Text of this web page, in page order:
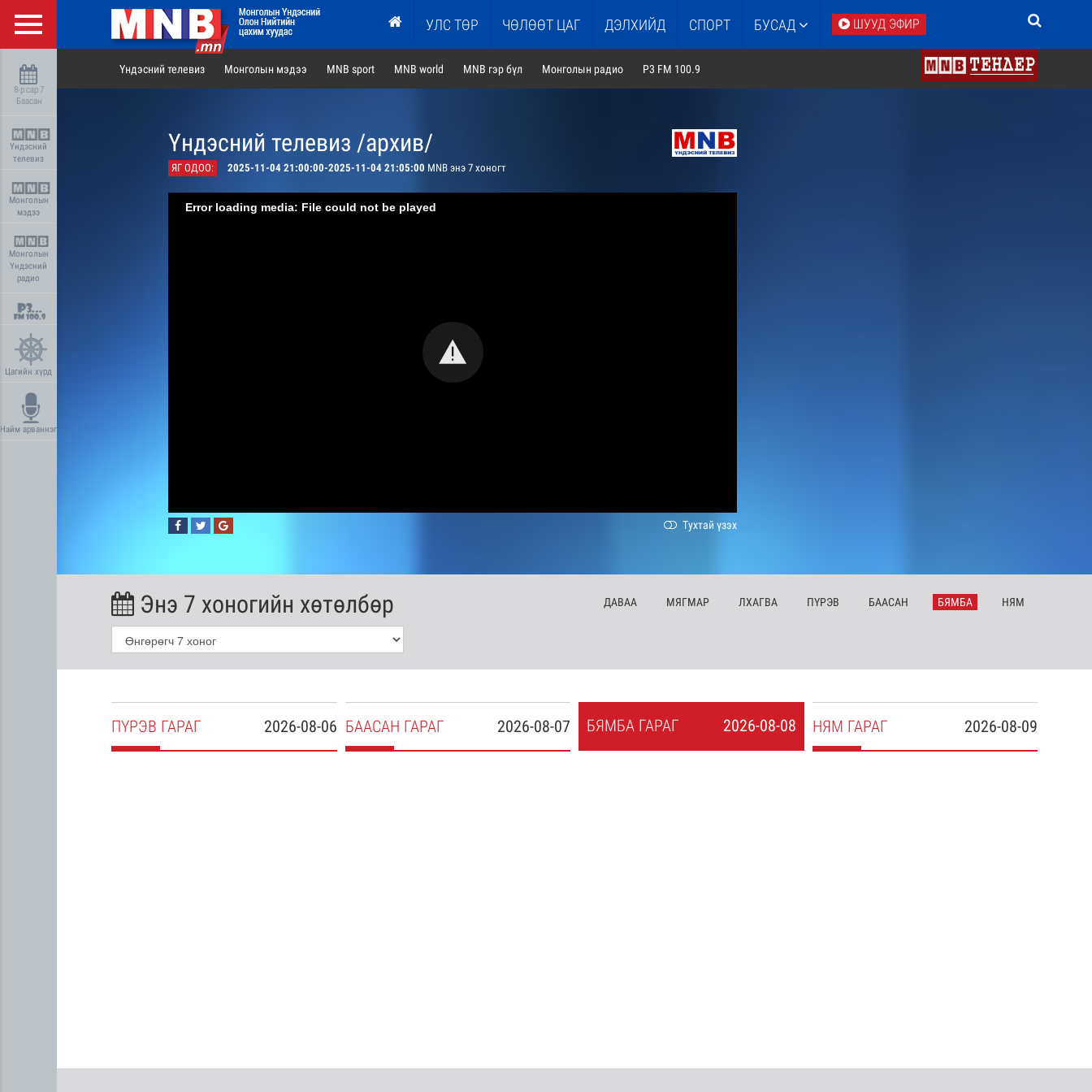
УЛС ТӨР ЧӨЛӨӨТ ЦАГ ДЭЛХИЙД СПОРТ БУСАД ШУУД ЭФИР
8-р сар 7
Баасан
Үндэсний
телевиз
Монголын
мэдээ
Монголын
Үндэсний
радио
Цагийн хүрд
Найм арваннэг
Үндэсний телевиз Монголын мэдээ MNB sport MNB world MNB гэр бүл Монголын радио P3 FM 100.9
Үндэсний телевиз /архив/
ЯГ ОДОО: 2025-11-04 21:00:00-2025-11-04 21:05:00 MNB энэ 7 хоногт
Error loading media: File could not be played
Тухтай үзэх
Энэ 7 хоногийн хөтөлбөр ДАВАА МЯГМАР ЛХАГВА ПҮРЭВ БААСАН БЯМБА НЯМ
2026-08-06
ПҮРЭВ ГАРАГ 2026-08-07
БААСАН ГАРАГ 2026-08-08
БЯМБА ГАРАГ 2026-08-09
НЯМ ГАРАГ